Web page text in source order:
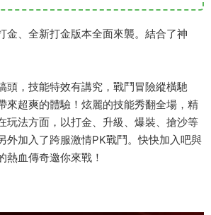
金、全新打金版本全面來襲。結合了神
頭，技能特效有講究，戰鬥冒險縱橫馳
來超爽的體驗！炫麗的技能秀翻全場，精
玩法方面，以打金、升級、爆裝、搶沙等
外加入了跨服激情PK戰鬥。快快加入吧與
熱血傳奇邀你來戰！